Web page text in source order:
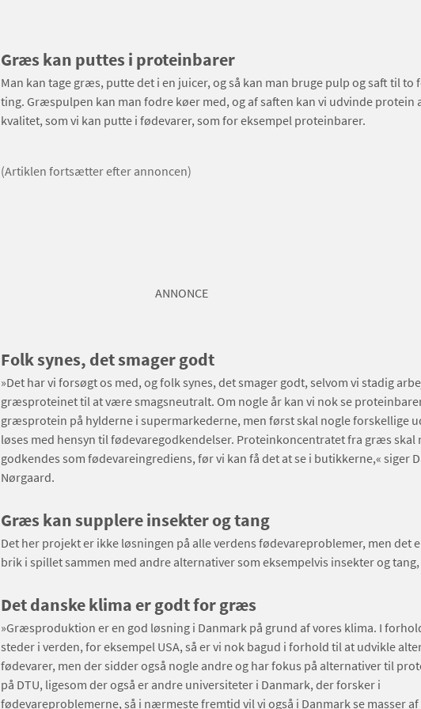
Græs kan puttes i proteinbarer
Man kan tage græs, putte det i en juicer, og så kan man bruge pulp og saft til to
ting. Græspulpen kan man fodre køer med, og af saften kan vi udvinde protein
kvalitet, som vi kan putte i fødevarer, som for eksempel proteinbarer.
(Artiklen fortsætter efter annoncen)
ANNONCE
Folk synes, det smager godt
»Det har vi forsøgt os med, og folk synes, det smager godt, selvom vi stadig
græsproteinet til at være smagsneutralt. Om nogle år kan vi nok se
græsprotein på hylderne i supermarkederne, men først skal nogle forskellige
løses med hensyn til fødevaregodkendelser. Proteinkoncentratet fra græs skal
godkendes som fødevareingrediens, før vi kan få det at se i butikkerne,« siger
Nørgaard.
Græs kan supplere insekter og tang
Det her projekt er ikke løsningen på alle verdens fødevareproblemer, men det
brik i spillet sammen med andre alternativer som eksempelvis insekter og
Det danske klima er godt for græs
»Græsproduktion er en god løsning i Danmark på grund af vores klima. I
steder i verden, for eksempel USA, så er vi nok bagud i forhold til at udvikle
fødevarer, men der sidder også nogle andre og har fokus på alternativer til
på DTU, ligesom der også er andre universiteter i Danmark, der forsker i
fødevareproblemerne, så i nærmeste fremtid vil vi også i Danmark se masser